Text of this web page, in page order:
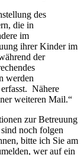
des
die in
im
ihrer Kinder im
der
werden
Nähere
weiteren Mail.“
zur Betreuung
noch folgen
bitte ich Sie am
wer auf ein